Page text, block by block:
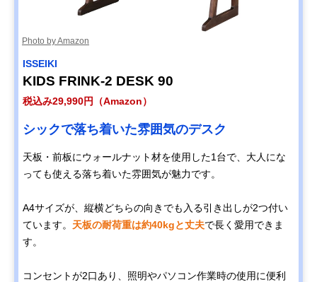
Photo by Amazon
‎ISSEIKI
KIDS FRINK-2 DESK 90
税込み29,990円（Amazon）
シックで落ち着いた雰囲気のデスク
天板・前板にウォールナット材を使用した1台で、大人にな
っても使える落ち着いた雰囲気が魅力です。
A4サイズが、縦横どちらの向きでも入る引き出しが2つ付い
ています。 天板の耐荷重は約40kgと丈夫で長く愛用できま
す。
コンセントが2口あり、照明やパソコン作業時の使用に便利